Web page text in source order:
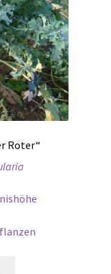
Roter“